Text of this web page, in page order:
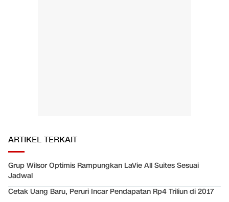
ARTIKEL TERKAIT
Grup Wilsor Optimis Rampungkan LaVie All Suites Sesuai
Jadwal
Cetak Uang Baru, Peruri Incar Pendapatan Rp4 Triliun di 2017